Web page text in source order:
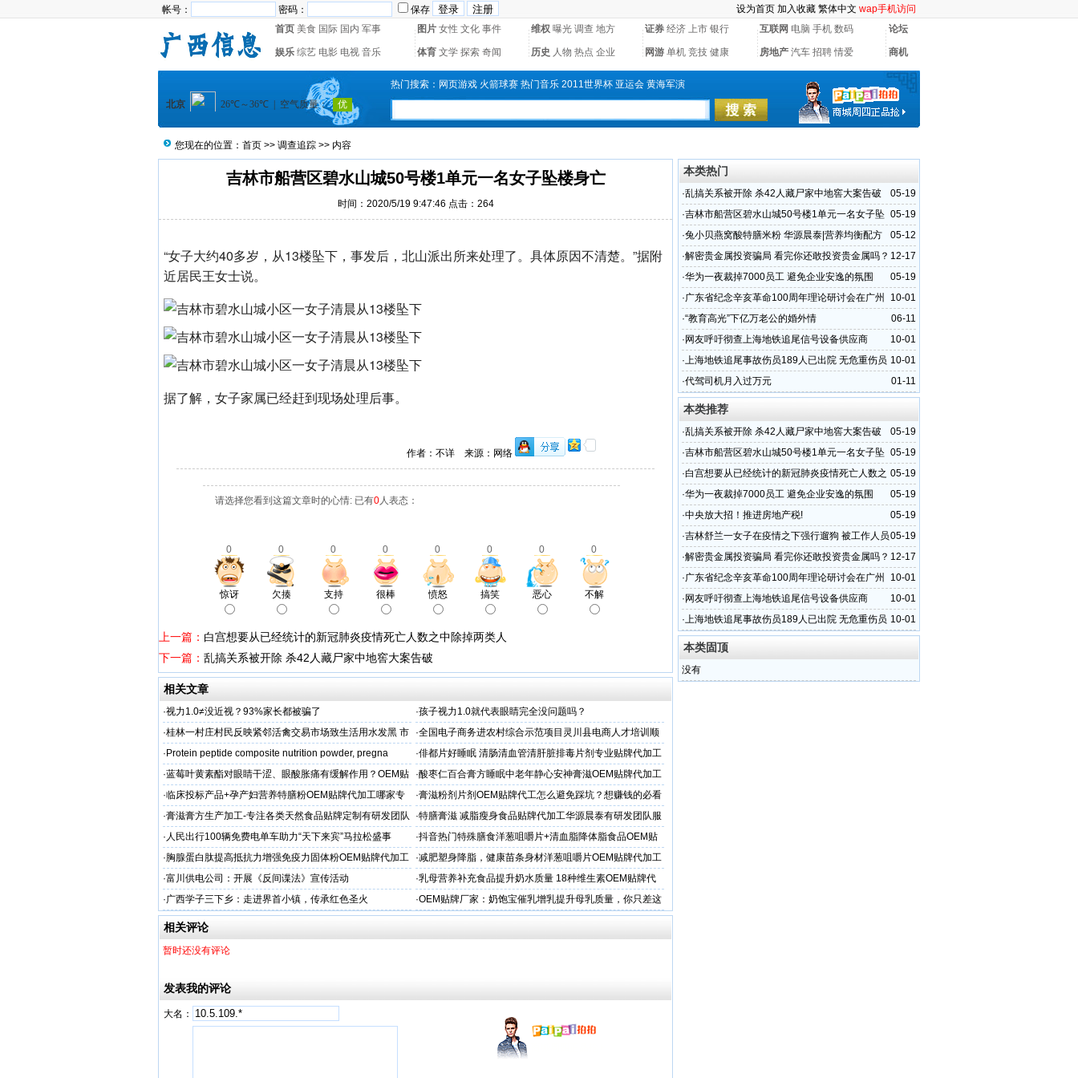
帐号： 密码： 保存 设为首页 加入收藏 繁体中文 wap手机访问
首页 美食 国际 国内 军事 图片 女性 文化 事件 维权 曝光 调查 地方 证券 经济 上市 银行 互联网 电脑 手机 数码 论坛
娱乐 综艺 电影 电视 音乐 体育 文学 探索 奇闻 历史 人物 热点 企业 网游 单机 竞技 健康 房地产 汽车 招聘 情爱 商机
热门搜索： 网页游戏 火箭球赛 热门音乐 2011世界杯 亚运会 黄海军演
您现在的位置： 首页 >> 调查追踪 >> 内容
吉林市船营区碧水山城50号楼1单元一名女子坠楼身亡
时间：2020/5/19 9:47:46 点击： 264
“女子大约40多岁，从13楼坠下，事发后，北山派出所来处理了。具体原因不清楚。”据附
近居民王女士说。
据了解，女子家属已经赶到现场处理后事。
作者：不详 来源：网络
请选择您看到这篇文章时的心情: 已有0人表态：
0 0 0 0 0 0 0 0
惊讶 欠揍 支持 很棒 愤怒 搞笑 恶心 不解
上一篇： 白宫想要从已经统计的新冠肺炎疫情死亡人数之中除掉两类人
下一篇： 乱搞关系被开除 杀42人藏尸家中地窖大案告破
相关文章
·视力1.0≠没近视？93%家长都被骗了 ·孩子视力1.0就代表眼睛完全没问题吗？
·桂林一村庄村民反映紧邻活禽交易市场致生活用水发黑 市
场称属“造谣”，联合调查组介入调查
·全国电子商务进农村综合示范项目灵川县电商人才培训顺
利开班
· Protein peptide composite nutrition powder, pregna ·俳都片好睡眠 清肠清血管清肝脏排毒片剂专业贴牌代加工
·蓝莓叶黄素酯对眼睛干涩、眼酸胀痛有缓解作用？OEM贴
牌代工
·酸枣仁百合膏方睡眠中老年静心安神膏滋OEM贴牌代加工
厂
·临床投标产品+孕产妇营养特膳粉OEM贴牌代加工哪家专
业
·膏滋粉剂片剂OEM贴牌代工怎么避免踩坑？想赚钱的必看
·膏滋膏方生产加工-专注各类天然食品贴牌定制有研发团队
厂家
·特膳膏滋 减脂瘦身食品贴牌代加工华源晨泰有研发团队服
务商
· 人民出行100辆免费电单车助力“天下来宾”马拉松盛事 ·抖音热门特殊膳食洋葱咀嚼片+清血脂降体脂食品OEM贴
牌加工
· 胸腺蛋白肽提高抵抗力增强免疫力固体粉OEM贴牌代加工
服务商
·减肥塑身降脂，健康苗条身材洋葱咀嚼片OEM贴牌代加工
服务商
·富川供电公司：开展《反间谍法》宣传活动 ·乳母营养补充食品提升奶水质量 18种维生素OEM贴牌代
工
·广西学子三下乡：走进界首小镇，传承红色圣火 ·OEM贴牌厂家：奶饱宝催乳增乳提升母乳质量，你只差这
一步！
相关评论
暂时还没有评论
发表我的评论
大名：
本类热门
05-19
·乱搞关系被开除 杀42人藏尸家中地窖大案告破
05-19
·吉林市船营区碧水山城50号楼1单元一名女子坠
楼身亡
05-12
·兔小贝燕窝酸特膳米粉 华源晨泰|营养均衡配方
科学
12-17
·解密贵金属投资骗局 看完你还敢投资贵金属吗？
05-19
·华为一夜裁掉7000员工 避免企业安逸的氛围
10-01
·广东省纪念辛亥革命100周年理论研讨会在广州
召开
06-11
·“教育高光”下亿万老公的婚外情
10-01
· 网友呼吁彻查上海地铁追尾信号设备供应商
10-01
·上海地铁追尾事故伤员189人已出院 无危重伤员
01-11
·代驾司机月入过万元
本类推荐
05-19
·乱搞关系被开除 杀42人藏尸家中地窖大案告破
05-19
·吉林市船营区碧水山城50号楼1单元一名女子坠
楼身亡
05-19
·白宫想要从已经统计的新冠肺炎疫情死亡人数之
中除掉两类人
05-19
·华为一夜裁掉7000员工 避免企业安逸的氛围
05-19
·中央放大招！推进房地产税!
05-19
·吉林舒兰一女子在疫情之下强行遛狗 被工作人员
拦住后当场撒泼
12-17
·解密贵金属投资骗局 看完你还敢投资贵金属吗？
10-01
·广东省纪念辛亥革命100周年理论研讨会在广州
召开
10-01
· 网友呼吁彻查上海地铁追尾信号设备供应商
10-01
·上海地铁追尾事故伤员189人已出院 无危重伤员
本类固顶
没有